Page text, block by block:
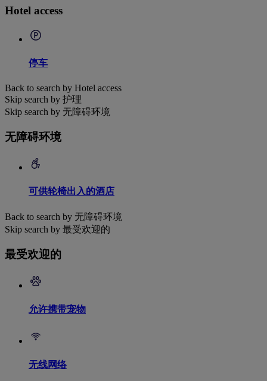
Hotel access
停车
Back to search by Hotel access
Skip search by 护理
Skip search by 无障碍环境
无障碍环境
可供轮椅出入的酒店
Back to search by 无障碍环境
Skip search by 最受欢迎的
最受欢迎的
允许携带宠物
无线网络